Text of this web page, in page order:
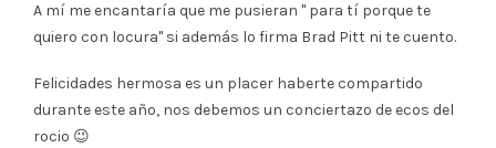
A mí me encantaría que me pusieran " para tí porque te
quiero con locura" si además lo firma Brad Pitt ni te cuento.
Felicidades hermosa es un placer haberte compartido
durante este año, nos debemos un conciertazo de ecos del
rocio 😉